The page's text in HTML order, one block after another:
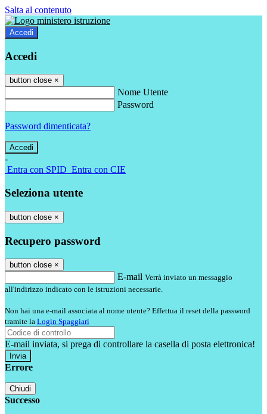
Salta al contenuto
Accedi
Accedi
button close ×
Nome Utente
Password
Password dimenticata?
-
Entra con SPID Entra con CIE
Seleziona utente
button close ×
Recupero password
button close ×
E-mail Verrà inviato un messaggio
all'indirizzo indicato con le istruzioni necessarie.
Non hai una e-mail associata al nome utente? Effettua il reset della password
tramite la Login Spaggiari
E-mail inviata, si prega di controllare la casella di posta elettronica!
Errore
Chiudi
Successo